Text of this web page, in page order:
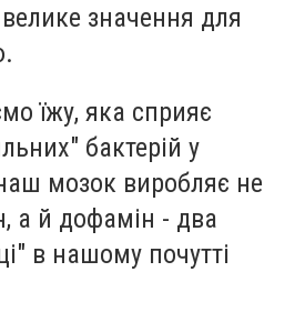
значення для
їжу, яка сприяє
бактерій у
мозок виробляє не
а й дофамін - два
в нашому почутті